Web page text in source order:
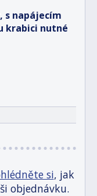
s napájecím
krabici nutné
si, jak
objednávku.